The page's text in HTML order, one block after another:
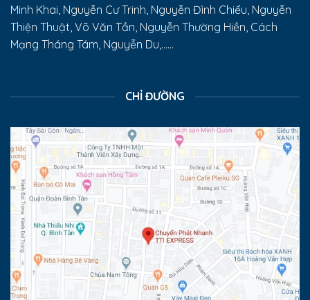
Minh Khai, Nguyễn Cư Trinh, Nguyễn Đình Chiểu, Nguyễn
Thiện Thuật, Võ Văn Tần, Nguyễn Thường Hiền, Cách
Mạng Tháng Tám, Nguyễn Du,......
CHỈ ĐƯỜNG